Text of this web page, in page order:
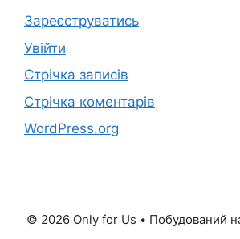
Зареєструватись
Увійти
Стрічка записів
Стрічка коментарів
WordPress.org
© 2026 Only for Us • Побудований